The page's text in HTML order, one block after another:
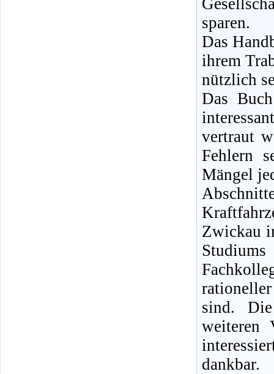
sparen.
Das
ihrem
nützlich
Das
vertraut
Fehlern
Mängel
Zwickau
sind.
weiteren
dankbar.